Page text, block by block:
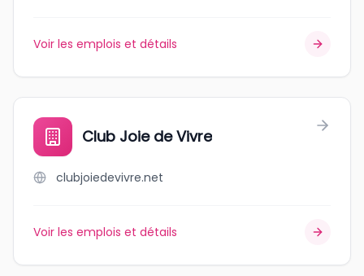
Voir les emplois et détails
Club Joie de Vivre
clubjoiedevivre.net
Voir les emplois et détails